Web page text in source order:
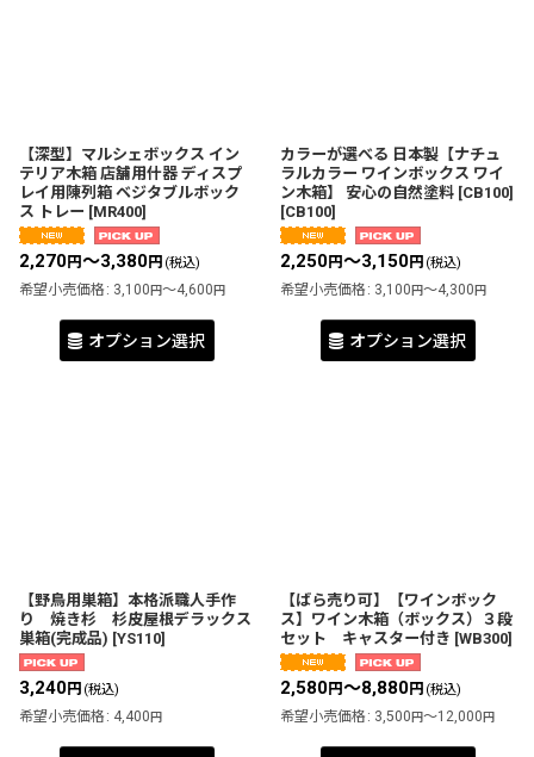
【深型】マルシェボックス イン
テリア木箱 店舗用什器 ディスプ
レイ用陳列箱 ベジタブルボック
ス トレー [MR400]
2,270円～3,380円 (税込)
希望小売価格 : 3,100円～4,600円
オプション選択
カラーが選べる 日本製【ナチュ
ラルカラー ワインボックス ワイ
ン木箱】 安心の自然塗料 [CB100]
[CB100]
2,250円～3,150円 (税込)
希望小売価格 : 3,100円～4,300円
オプション選択
【野鳥用巣箱】本格派職人手作
り 焼き杉 杉皮屋根デラックス
巣箱(完成品) [YS110]
3,240円 (税込)
希望小売価格 : 4,400円
【ばら売り可】【ワインボック
ス】ワイン木箱（ボックス）３段
セット キャスター付き [WB300]
2,580円～8,880円 (税込)
希望小売価格 : 3,500円～12,000円